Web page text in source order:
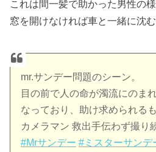
これは間一髪で助かった男性の様
窓を開けなければ車と一緒に沈む
mr.サンデー問題のシーン。
目の前で人の命が濁流にのま
なっており、助け求められるも
カメラマン 救出手伝わず撮り
#Mrサンデー #ミスターサンデ